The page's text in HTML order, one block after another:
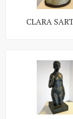
CLARA